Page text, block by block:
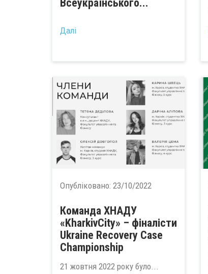
Всеукраїнського...
Далі
Опубліковано: 23/10/2022
Команда ХНАДУ
«KharkivCity» – фіналісти
Ukraine Recovery Case
Championship
21 жовтня 2022 року було...